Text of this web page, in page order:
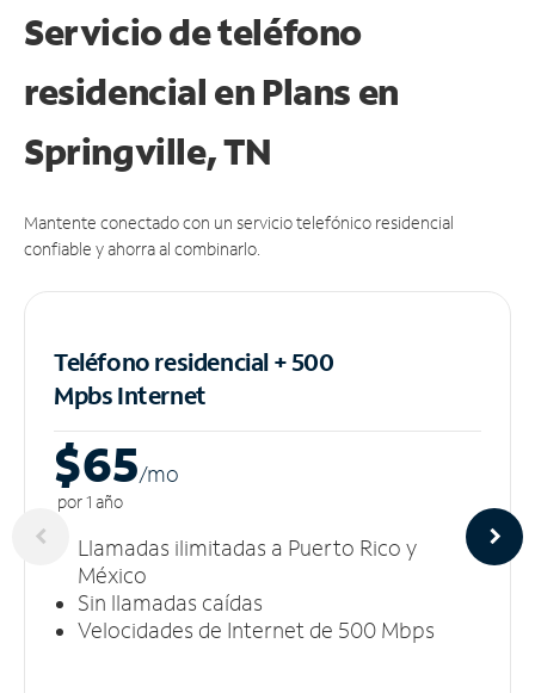
Servicio de teléfono
residencial en Plans en
Springville, TN
Mantente conectado con un servicio telefónico residencial
confiable y ahorra al combinarlo.
Teléfono residencial + 500
MpbsInternet
$65/mo
por 1 año
Llamadas ilimitadas a Puerto Rico y
México
Sin llamadas caídas
Velocidades de Internet de 500 Mbps